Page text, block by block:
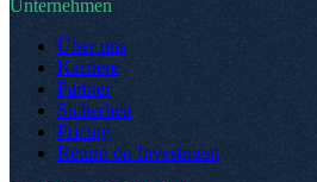
Unternehmen
Über uns
Karriere
Partner
Sicherheit
Pricing
Return on Investment